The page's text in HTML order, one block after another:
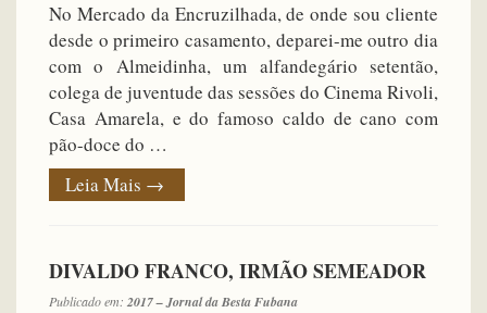
No Mercado da Encruzilhada, de onde sou cliente
desde o primeiro casamento, deparei-me outro dia
com o Almeidinha, um alfandegário setentão,
colega de juventude das sessões do Cinema Rivoli,
Casa Amarela, e do famoso caldo de cano com
pão-doce do …
Leia Mais →
DIVALDO FRANCO, IRMÃO SEMEADOR
Publicado em: 2017 – Jornal da Besta Fubana